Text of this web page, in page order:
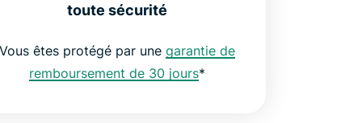
toute sécurité
êtes protégé par une garantie de
remboursement de 30 jours*